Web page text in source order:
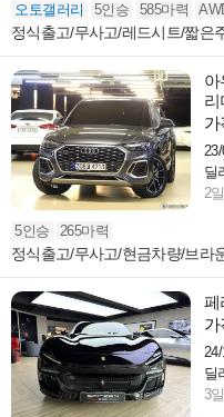
오토갤러리 5인승 585마력
정식출고/무사고/레드시트/짧은
아
리
가
딜
2
5인승 265마력
정식출고/무사고/현금차량/브라
페
가
24/
딜
3